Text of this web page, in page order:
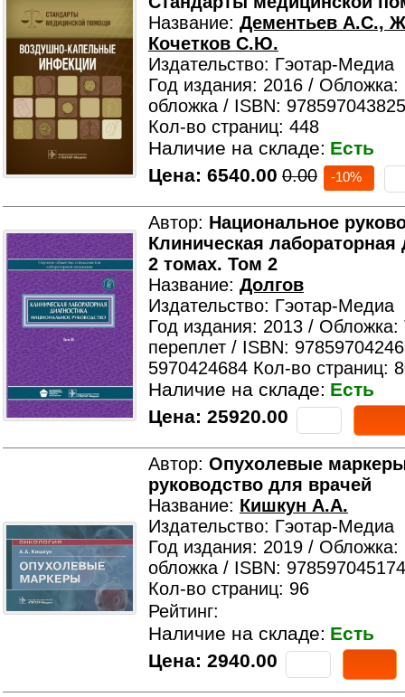
Название: Дементьев А.С.,
Кочетков С.Ю.
Издательство: Гэотар-Медиа
Год издания: 2016 / Обложка:
обложка / ISBN:
Кол-во страниц: 448
Наличие на складе: Есть
Цена: 6540.00 0.00 -10%
Автор: Национальное
Клиническая лабораторная
2 томах. Том 2
Название: Долгов
Издательство: Гэотар-Медиа
Год издания: 2013 /
переплет / ISBN:
5970424684 Кол-во страниц:
Наличие на складе: Есть
Цена: 25920.00
Автор: Опухолевые
руководство для врачей
Название: Кишкун А.А.
Издательство: Гэотар-Медиа
Год издания: 2019 / Обложка:
обложка / ISBN:
Кол-во страниц: 96
Рейтинг:
Наличие на складе: Есть
Цена: 2940.00